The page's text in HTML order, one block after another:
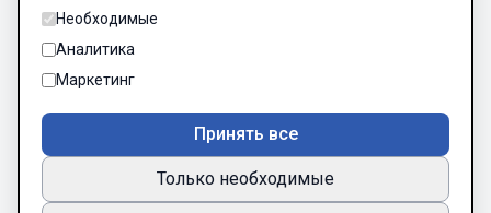
Необходимые
Аналитика
Маркетинг
Принять все
Только необходимые